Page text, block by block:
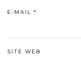
E-MAIL *
SITE WEB